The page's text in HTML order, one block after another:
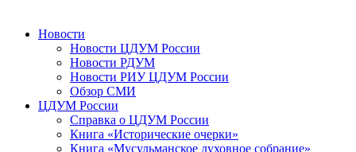
Новости
Новости ЦДУМ России
Новости РДУМ
Новости РИУ ЦДУМ России
Обзор СМИ
ЦДУМ России
Справка о ЦДУМ России
Книга «Исторические очерки»
Книга «Мусульманское духовное собрание»